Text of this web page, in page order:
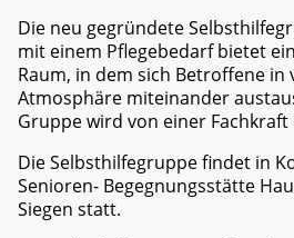
Die neu gegründete
mit einem Pflegebedarf bietet
Raum, in dem sich Betroffene
Atmosphäre miteinander
Gruppe wird von einer Fachkraft
Die Selbsthilfegruppe findet in
Senioren- Begegnungsstätte
Siegen statt.